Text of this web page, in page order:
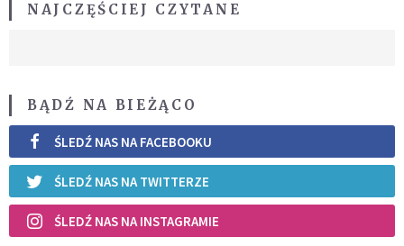
NAJCZĘŚCIEJ CZYTANE
BĄDŹ NA BIEŻĄCO
ŚLEDŹ NAS NA FACEBOOKU
ŚLEDŹ NAS NA TWITTERZE
ŚLEDŹ NAS NA INSTAGRAMIE